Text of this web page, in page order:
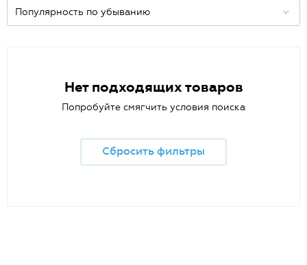
Нет подходящих товаров
Попробуйте смягчить условия поиска
Сбросить фильтры